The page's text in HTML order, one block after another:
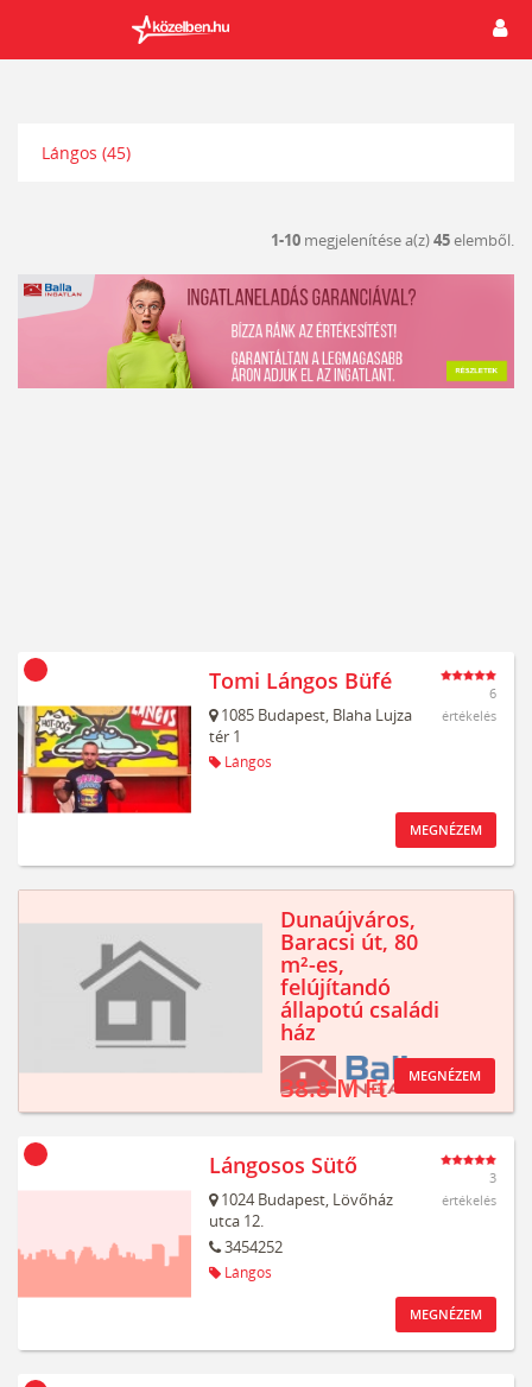
Lángos (45)
1-10 megjelenítése a(z)45elemből.
Tomi Lángos Büfé
1085 Budapest, Blaha Lujza
tér 1
Lángos
6
értékelés
MEGNÉZEM
Dunaújváros,
Baracsi út, 80
m²-es,
felújítandó
állapotú családi
ház
38.8 M Ft MEGNÉZEM
Lángosos Sütő
1024 Budapest, Lövőház
utca 12.
3454252
Lángos
3
értékelés
MEGNÉZEM